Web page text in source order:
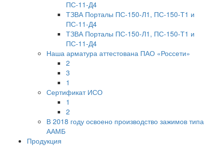
ПС-11-Д4
ТЗВА Порталы ПС-150-Л1, ПС-150-Т1 и
ПС-11-Д4
ТЗВА Порталы ПС-150-Л1, ПС-150-Т1 и
ПС-11-Д4
Наша арматура аттестована ПАО «Россети»
2
3
1
Сертификат ИСО
1
2
В 2018 году освоено производство зажимов типа
ААМБ
Продукция